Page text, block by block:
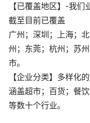
【已覆盖地区】-我们
截至目前已覆盖
广州；深圳；上海；
州；东莞；杭州；苏
市。
【企业分类】多样化
涵盖超市；百货；餐
等数十个行业。